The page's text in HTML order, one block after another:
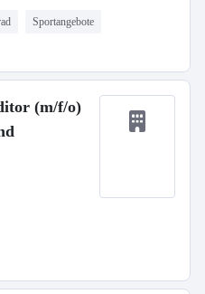
Sportangebote
(m/f/o)